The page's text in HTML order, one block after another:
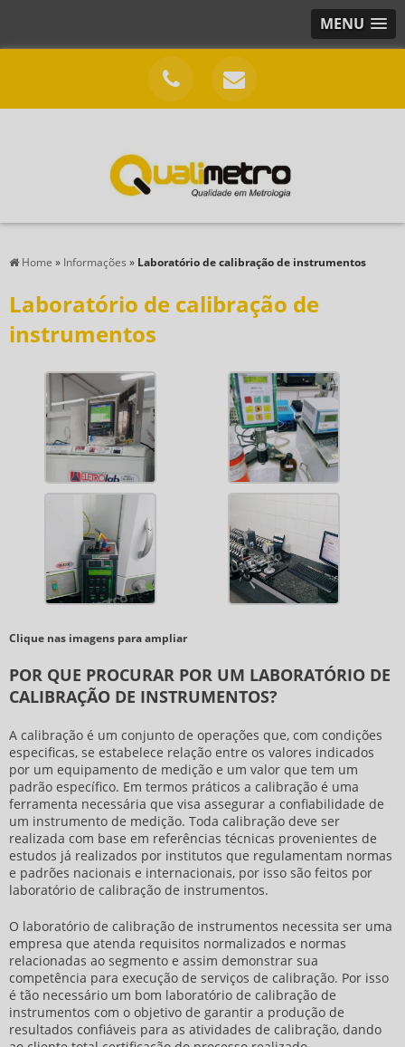
MENU
Home » Informações » Laboratório de calibração de instrumentos
Laboratório de calibração de
instrumentos
Clique nas imagens para ampliar
POR QUE PROCURAR POR UM LABORATÓRIO DE
CALIBRAÇÃO DE INSTRUMENTOS?
A calibração é um conjunto de operações que, com condições
especificas, se estabelece relação entre os valores indicados
por um equipamento de medição e um valor que tem um
padrão específico. Em termos práticos a calibração é uma
ferramenta necessária que visa assegurar a confiabilidade de
um instrumento de medição. Toda calibração deve ser
realizada com base em referências técnicas provenientes de
estudos já realizados por institutos que regulamentam normas
e padrões nacionais e internacionais, por isso são feitos por
laboratório de calibração de instrumentos.
O laboratório de calibração de instrumentos necessita ser uma
empresa que atenda requisitos normalizados e normas
relacionadas ao segmento e assim demonstrar sua
competência para execução de serviços de calibração. Por isso
é tão necessário um bom laboratório de calibração de
instrumentos com o objetivo de garantir a produção de
resultados confiáveis para as atividades de calibração, dando